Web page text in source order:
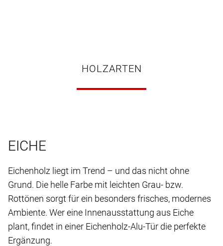
HOLZARTEN
EICHE
Eichenholz liegt im Trend – und das nicht ohne
Grund. Die helle Farbe mit leichten Grau- bzw.
Rottönen sorgt für ein besonders frisches, modernes
Ambiente. Wer eine Innenausstattung aus Eiche
plant, findet in einer Eichenholz-Alu-Tür die perfekte
Ergänzung.